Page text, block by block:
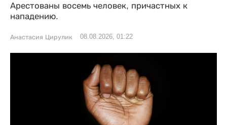
Арестованы восемь человек, причастных к
нападению.
Анастасия Цирулик 08.08.2026, 01:22